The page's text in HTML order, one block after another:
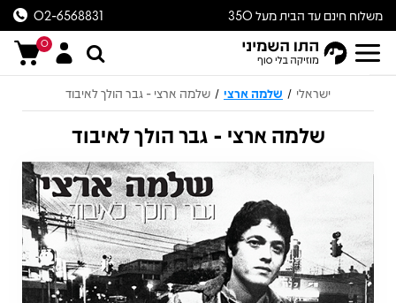
משלוח חינם עד הבית מעל 350
ש״ח
02-6568831
0
ישראלי / שלמה ארצי / שלמה ארצי - גבר הולך לאיבוד
שלמה ארצי - גבר הולך לאיבוד